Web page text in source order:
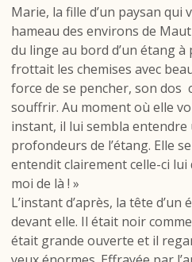
Marie, la fille d’un paysan qui
hameau des environs de
du linge au bord d’un étang à
frottait les chemises avec
force de se pencher, son dos
souffrir. Au moment où elle
instant, il lui sembla entendre
profondeurs de l’étang. Elle
entendit clairement celle-ci lui
moi de là ! »
L’instant d’après, la tête
devant elle. Il était noir
était grande ouverte et il